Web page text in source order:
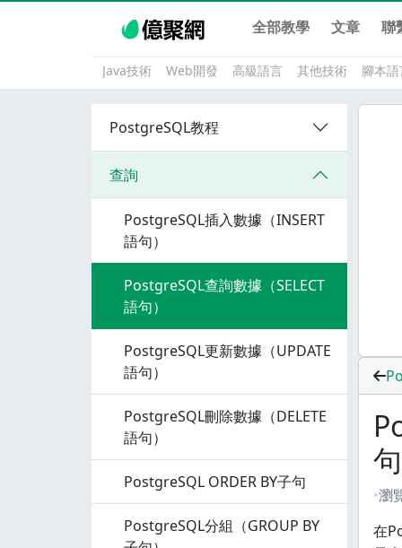
全部教學 文章 聯
Java技術 Web開發 高級語言 其他技術 腳本
PostgreSQL教程
查詢
PostgreSQL插入數據（INSERT
語句）
PostgreSQL查詢數據（SELECT
語句）
PostgreSQL更新數據（UPDATE
語句）
PostgreSQL刪除數據（DELETE
語句）
PostgreSQL ORDER BY子句
PostgreSQL分組（GROUP BY
瀏
在